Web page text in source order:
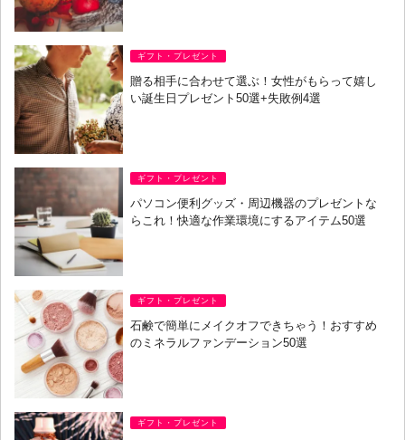
ギフト・プレゼント
贈る相手に合わせて選ぶ！女性がもらって嬉し
い誕生日プレゼント50選+失敗例4選
ギフト・プレゼント
パソコン便利グッズ・周辺機器のプレゼントな
らこれ！快適な作業環境にするアイテム50選
ギフト・プレゼント
石鹸で簡単にメイクオフできちゃう！おすすめ
のミネラルファンデーション50選
ギフト・プレゼント